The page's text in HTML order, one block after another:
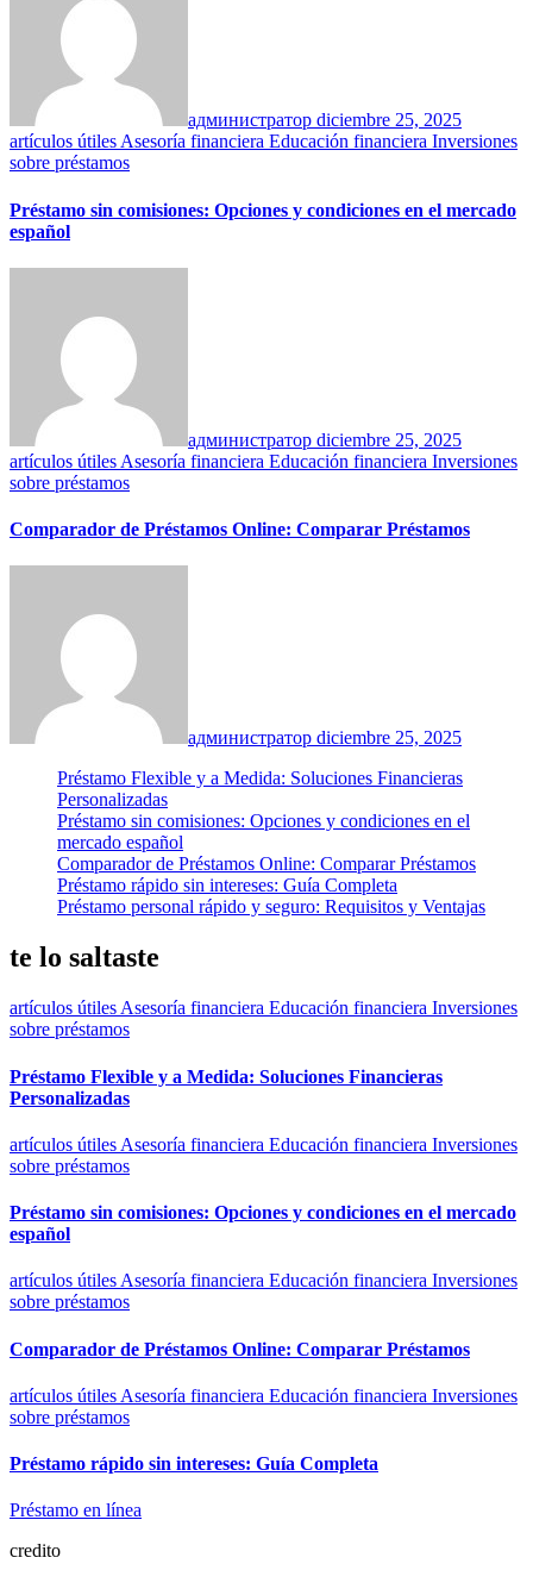
администратор diciembre 25, 2025
artículos útilesAsesoría financiera Educación financiera Inversiones
sobre préstamos
Préstamo sin comisiones: Opciones y condiciones en el mercado
español
администратор diciembre 25, 2025
artículos útiles Asesoría financiera Educación financiera Inversiones
sobre préstamos
Comparador de Préstamos Online: Comparar Préstamos
администратор diciembre 25, 2025
Préstamo Flexible y a Medida: Soluciones Financieras
Personalizadas
Préstamo sin comisiones: Opciones y condiciones en el
mercado español
Comparador de Préstamos Online: Comparar Préstamos
Préstamo rápido sin intereses: Guía Completa
Préstamo personal rápido y seguro: Requisitos y Ventajas
te lo saltaste
artículos útiles Asesoría financiera Educación financiera Inversiones
sobre préstamos
Préstamo Flexible y a Medida: Soluciones Financieras
Personalizadas
artículos útiles Asesoría financiera Educación financiera Inversiones
sobre préstamos
Préstamo sin comisiones: Opciones y condiciones en el mercado
español
artículos útiles Asesoría financiera Educación financiera Inversiones
sobre préstamos
Comparador de Préstamos Online: Comparar Préstamos
artículos útiles Asesoría financiera Educación financiera Inversiones
sobre préstamos
Préstamo rápido sin intereses: Guía Completa
Préstamo en línea
credito